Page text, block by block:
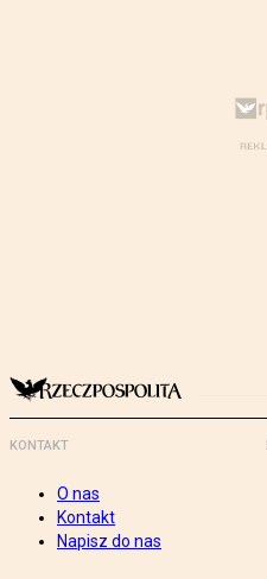
KONTAKT
O nas
Kontakt
Napisz do nas